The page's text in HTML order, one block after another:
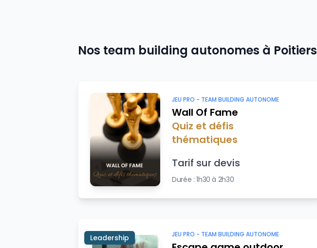
Nos team building autonomes à Poitiers
JEU PRO - TEAM BUILDING AUTONOME
Wall Of Fame
Quiz et défis
thématiques
Tarif sur devis
Durée :1h30 à 2h30
Leadership JEU PRO - TEAM BUILDING AUTONOME